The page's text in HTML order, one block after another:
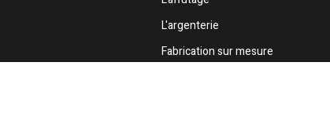
L'argenterie
Fabrication sur mesure